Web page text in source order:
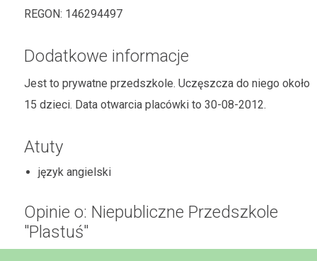
REGON: 146294497
Dodatkowe informacje
Jest to prywatne przedszkole. Uczęszcza do niego około
15 dzieci. Data otwarcia placówki to 30-08-2012.
Atuty
język angielski
Opinie o: Niepubliczne Przedszkole
"Plastuś"